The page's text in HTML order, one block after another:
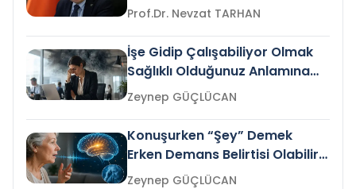
Prof.Dr. Nevzat TARHAN
İşe Gidip Çalışabiliyor Olmak
Sağlıklı Olduğunuz Anlamına
Gelir mi?Zeynep GÜÇLÜCAN
Konuşurken “Şey” Demek
Erken Demans Belirtisi Olabilir
mi?
Zeynep GÜÇLÜCAN